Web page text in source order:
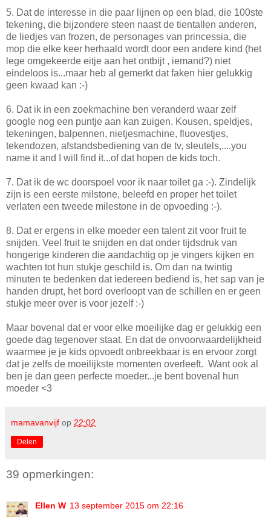
5. Dat de interesse in die paar lijnen op een blad, die 100ste
tekening, die bijzondere steen naast de tientallen anderen,
de liedjes van frozen, de personages van princessia, die
mop die elke keer herhaald wordt door een andere kind (het
lege omgekeerde eitje aan het ontbijt , iemand?) niet
eindeloos is...maar heb al gemerkt dat faken hier gelukkig
geen kwaad kan :-)
6. Dat ik in een zoekmachine ben veranderd waar zelf
google nog een puntje aan kan zuigen. Kousen, speldjes,
tekeningen, balpennen, nietjesmachine, fluovestjes,
tekendozen, afstandsbediening van de tv, sleutels,....you
name it and I will find it...of dat hopen de kids toch.
7. Dat ik de wc doorspoel voor ik naar toilet ga :-). Zindelijk
zijn is een eerste milstone, beleefd en proper het toilet
verlaten een tweede milestone in de opvoeding :-).
8. Dat er ergens in elke moeder een talent zit voor fruit te
snijden. Veel fruit te snijden en dat onder tijdsdruk van
hongerige kinderen die aandachtig op je vingers kijken en
wachten tot hun stukje geschild is. Om dan na twintig
minuten te bedenken dat iedereen bediend is, het sap van je
handen drupt, het bord overloopt van de schillen en er geen
stukje meer over is voor jezelf :-)
Maar bovenal dat er voor elke moeilijke dag er gelukkig een
goede dag tegenover staat. En dat de onvoorwaardelijkheid
waarmee je je kids opvoedt onbreekbaar is en ervoor zorgt
dat je zelfs de moeilijkste momenten overleeft. Want ook al
ben je dan geen perfecte moeder...je bent bovenal hun
moeder <3
mamavanvijf op 22:02
Delen
39 opmerkingen:
Ellen W 13 september 2015 om 22:16